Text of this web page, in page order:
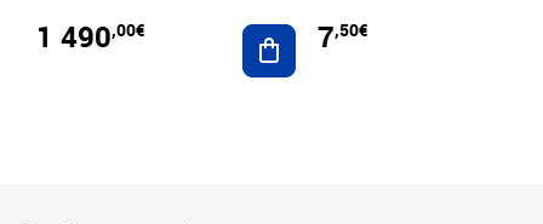
1 490,00€ Ajouter au panier
7,50€